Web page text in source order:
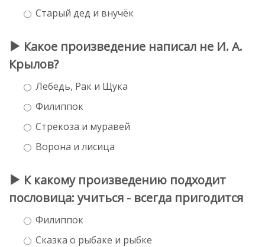
Старый дед и внучёк
Какое произведение написал не И. А.
Крылов?
Лебедь, Рак и Щука
Филиппок
Стрекоза и муравей
Ворона и лисица
К какому произведению подходит
пословица: учиться - всегда пригодится
Филиппок
Сказка о рыбаке и рыбке